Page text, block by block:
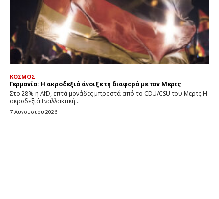
ΚΟΣΜΟΣ
Γερμανία: Η ακροδεξιά άνοιξε τη διαφορά με τον Μερτς
Στο 28% η AfD, επτά μονάδες μπροστά από το CDU/CSU του Μερτς.Η
ακροδεξιά Εναλλακτική...
7 Αυγούστου 2026